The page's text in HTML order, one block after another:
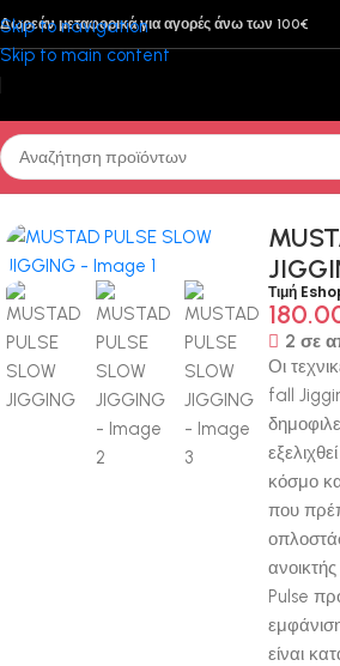
Skip to navigation
Skip to main content
Δωρεάν μεταφορικά για αγορές άνω των 100€
Αρχική σελίδα/Καλάμια Ψαρέματος/
Τιμή
2 σε
Οι
fall
κόσμο
που
Pulse
είναι